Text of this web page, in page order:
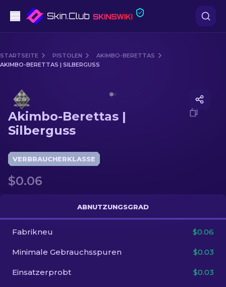
Mittelklasse
Scharfschützengewehr
Handschuh
Andere
DE
STARTSEITE PISTOLEN
AKIMBO-BERETTAS
AKIMBO-BERETTAS | SILBERGUSS
Akimbo-Berettas |
Silberguss
VERBRAUCHERKLASSE
$0.06
ABNUTZUNGSGRAD
Fabrikneu $0.06
Minimale Gebrauchsspuren $0.03
Einsatzerprobt $0.03